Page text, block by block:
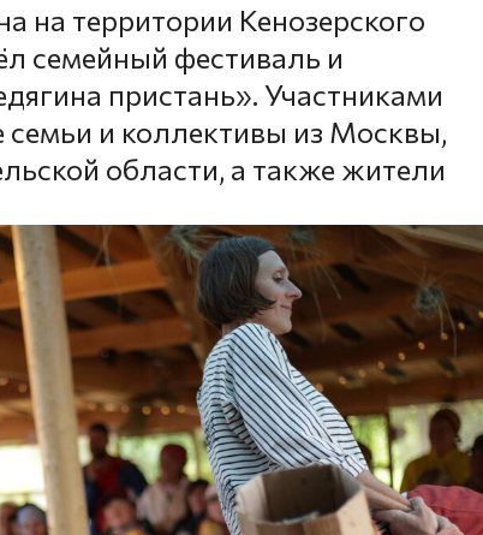
на территории Кенозерского
семейный фестиваль и
пристань». Участниками
семьи и коллективы из Москвы,
области, а также жители